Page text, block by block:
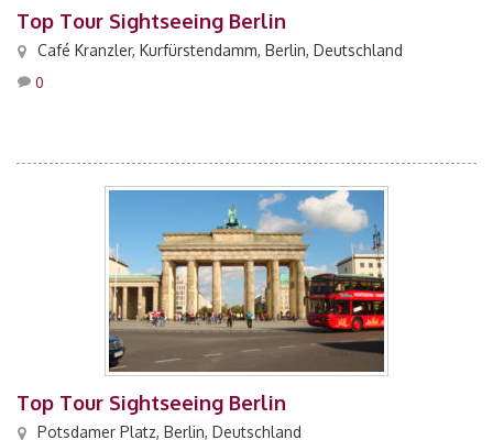
Top Tour Sightseeing Berlin
Café Kranzler, Kurfürstendamm, Berlin, Deutschland
0
Top Tour Sightseeing Berlin
Potsdamer Platz, Berlin, Deutschland